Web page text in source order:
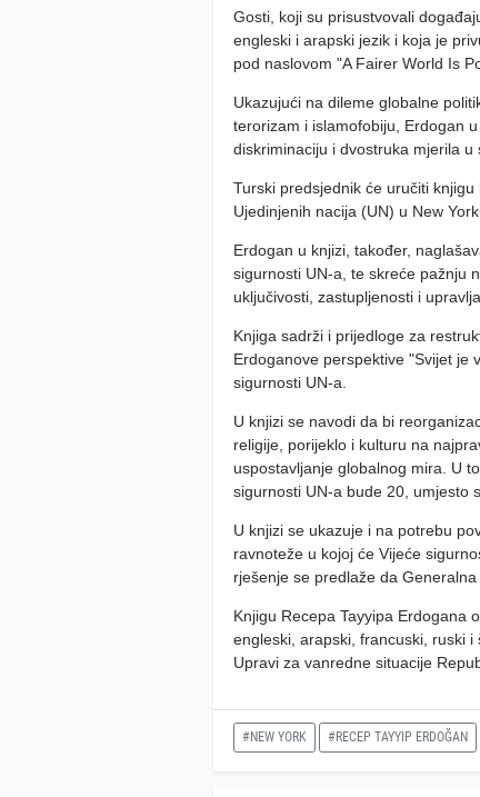
Gosti, koji su prisustvovali
engleski i arapski jezik i koja je
pod naslovom "A Fairer World Is
Ukazujući na dileme globalne
terorizam i islamofobiju, Erdogan
diskriminaciju i dvostruka mjerila u
Turski predsjednik će uručiti
Ujedinjenih nacija (UN) u New
Erdogan u knjizi, također,
sigurnosti UN-a, te skreće pažnju
uključivosti, zastupljenosti i
Knjiga sadrži i prijedloge za
Erdoganove perspektive "Svijet je
sigurnosti UN-a.
U knjizi se navodi da bi
religije, porijeklo i kulturu na
uspostavljanje globalnog mira. U
sigurnosti UN-a bude 20, umjesto
U knjizi se ukazuje i na potrebu
ravnoteže u kojoj će Vijeće
rješenje se predlaže da
Knjigu Recepa Tayyipa Erdogana
engleski, arapski, francuski, ruski
Upravi za vanredne situacije
#NEW YORK #RECEP TAYYIP ERDOĞAN